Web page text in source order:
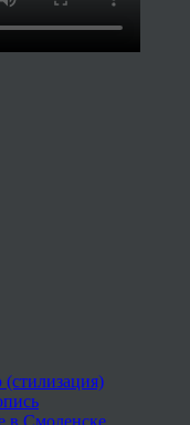
в Смоленске